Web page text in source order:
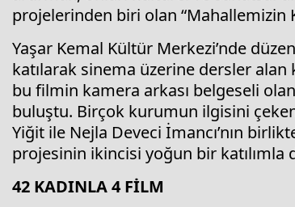
projelerinden biri olan “Mahallemizin
Yaşar Kemal Kültür Merkezi’nde
katılarak sinema üzerine dersler alan
bu filmin kamera arkası belgeseli
buluştu. Birçok kurumun ilgisini
Yiğit ile Nejla Deveci İmancı’nın
projesinin ikincisi yoğun bir katılımla
42 KADINLA 4 FİLM